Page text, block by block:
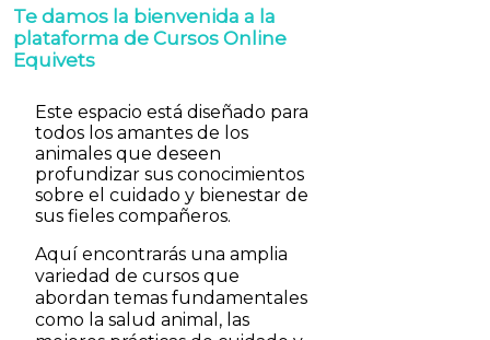
Te damos la bienvenida a la
plataforma de Cursos Online
Equivets
Este espacio está diseñado para
todos los amantes de los
animales que deseen
profundizar sus conocimientos
sobre el cuidado y bienestar de
sus fieles compañeros.
Aquí encontrarás una amplia
variedad de cursos que
abordan temas fundamentales
como la salud animal, las